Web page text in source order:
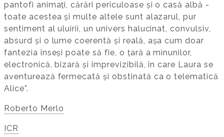
pantofi animați, cărări periculoase și o casă albă -
toate acestea și multe altele sunt alazarul, pur
sentiment al uluirii, un univers halucinat, convulsiv,
absurd și o lume coerentă și reală, așa cum doar
fantezia înseși poate să fie, o țară a minunilor,
electronică, bizară și imprevizibilă, în care Laura se
aventurează fermecată și obstinată ca o telematică
Alice”.
Roberto Merlo
ICR